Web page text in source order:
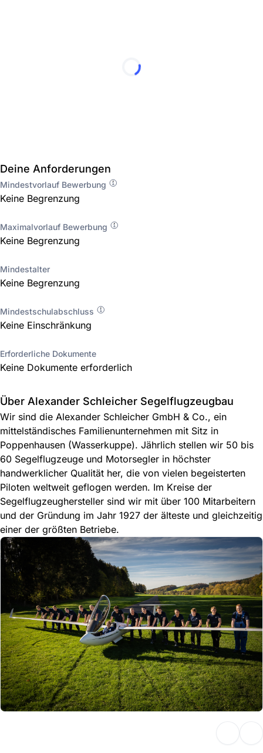
Deine Anforderungen
Mindestvorlauf Bewerbung
Keine Begrenzung
Maximalvorlauf Bewerbung
Keine Begrenzung
Mindestalter
Keine Begrenzung
Mindestschulabschluss
Keine Einschränkung
Erforderliche Dokumente
Keine Dokumente erforderlich
Über Alexander Schleicher Segelflugzeugbau
Wir sind die Alexander Schleicher GmbH & Co., ein
mittelständisches Familienunternehmen mit Sitz in
Poppenhausen (Wasserkuppe). Jährlich stellen wir 50 bis
60 Segelflugzeuge und Motorsegler in höchster
handwerklicher Qualität her, die von vielen begeisterten
Piloten weltweit geflogen werden. Im Kreise der
Segelflugzeughersteller sind wir mit über 100 Mitarbeitern
und der Gründung im Jahr 1927 der älteste und gleichzeitig
einer der größten Betriebe.